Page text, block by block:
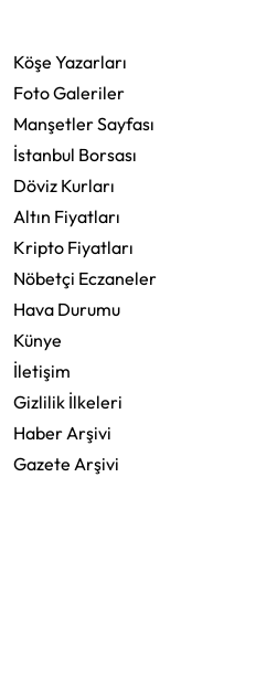
Köşe Yazarları
Foto Galeriler
Manşetler Sayfası
İstanbul Borsası
Döviz Kurları
Altın Fiyatları
Kripto Fiyatları
Nöbetçi Eczaneler
Hava Durumu
Künye
İletişim
Gizlilik İlkeleri
Haber Arşivi
Gazete Arşivi